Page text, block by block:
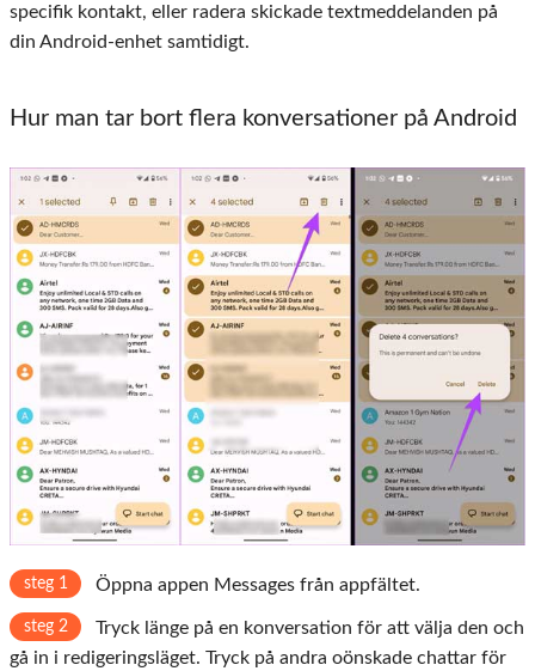
specifik kontakt, eller radera skickade textmeddelanden på
din Android-enhet samtidigt.
Hur man tar bort flera konversationer på Android
steg 1 Öppna appen Messages från appfältet.
steg 2
Tryck länge på en konversation för att välja den och
gå in i redigeringsläget. Tryck på andra oönskade chattar för